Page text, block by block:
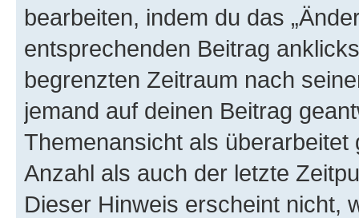
bearbeiten, indem du das
entsprechenden Beitrag
begrenzten Zeitraum nach
jemand auf deinen Beitrag
Themenansicht als
Anzahl als auch der letzte
Dieser Hinweis erscheint nicht,